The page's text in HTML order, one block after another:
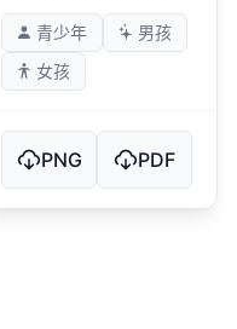
青少年
男孩
女孩
PNG PDF